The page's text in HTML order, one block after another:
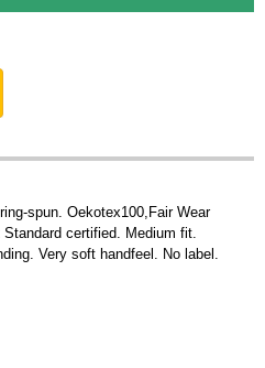
spun. Oekotex100,Fair Wear
certified. Medium fit.
Very soft handfeel. No label.